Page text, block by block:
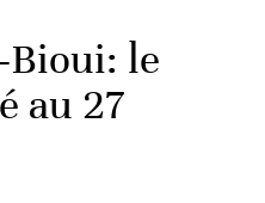
le
au 27